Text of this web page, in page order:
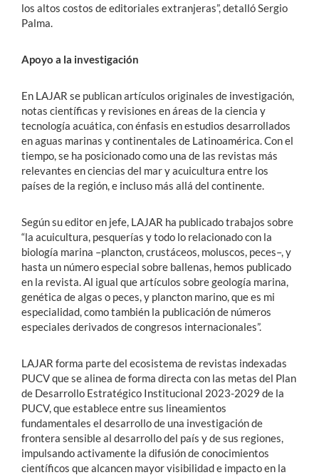
los altos costos de editoriales extranjeras”, detalló Sergio
Palma.
Apoyo a la investigación
En LAJAR se publican artículos originales de investigación,
notas científicas y revisiones en áreas de la ciencia y
tecnología acuática, con énfasis en estudios desarrollados
en aguas marinas y continentales de Latinoamérica. Con el
tiempo, se ha posicionado como una de las revistas más
relevantes en ciencias del mar y acuicultura entre los
países de la región, e incluso más allá del continente.
Según su editor en jefe, LAJAR ha publicado trabajos sobre
“la acuicultura, pesquerías y todo lo relacionado con la
biología marina –plancton, crustáceos, moluscos, peces–, y
hasta un número especial sobre ballenas, hemos publicado
en la revista. Al igual que artículos sobre geología marina,
genética de algas o peces, y plancton marino, que es mi
especialidad, como también la publicación de números
especiales derivados de congresos internacionales”.
LAJAR forma parte del ecosistema de revistas indexadas
PUCV que se alinea de forma directa con las metas del Plan
de Desarrollo Estratégico Institucional 2023-2029 de la
PUCV, que establece entre sus lineamientos
fundamentales el desarrollo de una investigación de
frontera sensible al desarrollo del país y de sus regiones,
impulsando activamente la difusión de conocimientos
científicos que alcancen mayor visibilidad e impacto en la